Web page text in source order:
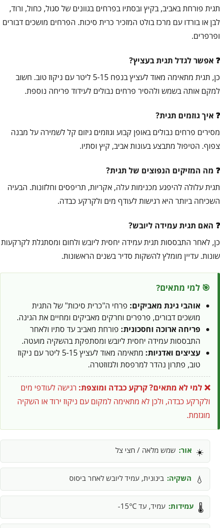
תגית פורחת באביב, בקיץ ובסתיו בפרחים בגוונים של סגול, כחול, ורוד,
לבן או בורדו עם מרכז בולט המזכיר כרית סיכות. הפרחים מושכים דבורים
ופרפרים.
אפשר לגדל תגית בעציץ?
כן, תגית מתאימה מאוד לעציץ בנפח 5-15 ליטר עם ניקוז טוב. חשוב
למקם אותה בשמש ולהסיר פרחים נבולים לעידוד פריחה נוספת.
איך גוזמים תגית?
מסירים פרחים נבולים באופן קבוע וגוזמים גיזום קל לשמירה על מבנה
צפוף. הטיפול מתבצע בעונות אביב, קיץ וסתיו.
מה המזיקים הנפוצים של תגית?
תגית עלולה להיפגע מכנימות עלה, אקריות, תריפסים וחלזונות. הבעיה
השכיחה ביותר היא רגישות לעודף מים ולקרקע כבדה.
האם תגית עמידה ליובש?
כן, לאחר התבססות תגית עמידה יחסית ליובש ולחום ומסתגלת לקרקעות
שונות. עדיין מומלץ להשקות סדיר בשנים הראשונות.
🎯 למי מתאים?
אוהבי גינת מאביקים: פרחי ה"כרית סיכות" של התגית
מושכים דבורים, פרפרים וחרקים מאביקים ומחיים את הגינה.
פריחה ארוכה וחסכונית: פורחת מאביב עד סתיו ולאחר
התבססות עמידה יחסית ליובש ומסתפקת בהשקיה מועטה.
עציצים ואדניות:
מתאימה מאוד לעציץ 5-15 ליטר עם ניקוז
טוב, פתרון נהדר למרפסת ולגזוזטרה.
❌ למי לא מתאים?קרקע כבדה ומוצפת: רגישה לעודפי מים
ולקרקע כבדה, ולכן לא מתאימה למקום עם ניקוז ירוד או השקיה
מוגזמת.
☀️ אור: שמש מלאה / חצי צל
💧 השקיה: בינונית, עמיד ליובש לאחר ביסוס
🌡️ עמידות: עמיד, עד 15°C-